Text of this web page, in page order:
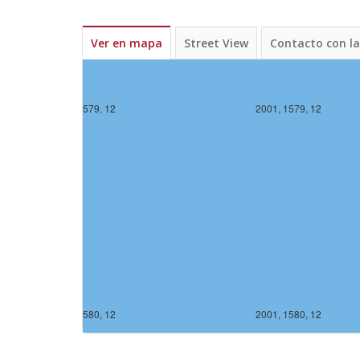
Ver en mapa Street View Contacto con
2001, 1579, 12
2001, 1580, 12
2000, 1579, 12
2000, 1580, 12